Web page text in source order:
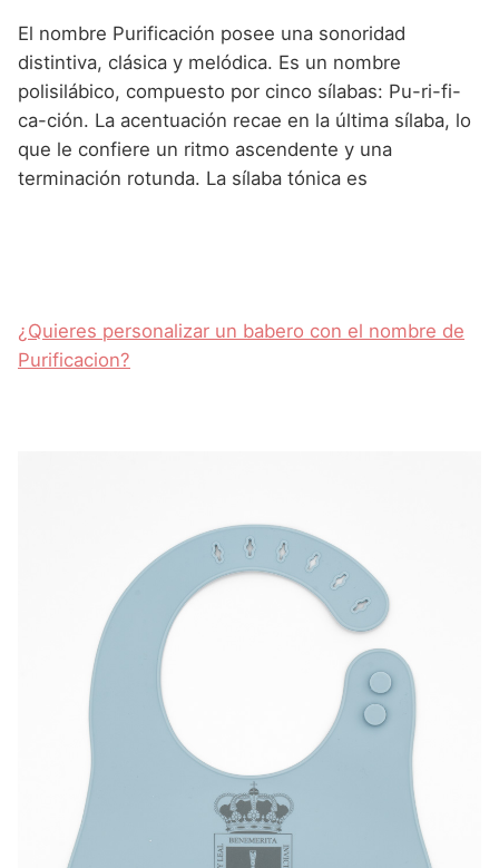
El nombre Purificación posee una sonoridad
distintiva, clásica y melódica. Es un nombre
polisilábico, compuesto por cinco sílabas: Pu-ri-fi-
ca-ción. La acentuación recae en la última sílaba, lo
que le confiere un ritmo ascendente y una
terminación rotunda. La sílaba tónica es
¿Quieres personalizar un babero con el nombre de
Purificacion?